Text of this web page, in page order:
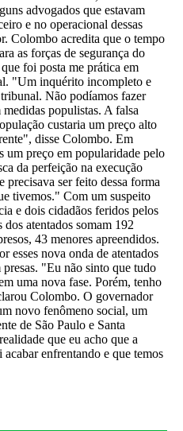
advogados que estavam
e no operacional dessas
Colombo acredita que o tempo
as forças de segurança do
foi posta me prática em
"Um inquérito incompleto e
Não podíamos fazer
populistas. A falsa
custaria um preço alto
disse Colombo. Em
um preço em popularidade pelo
da perfeição na execução
precisava ser feito dessa forma
tivemos." Com um suspeito
e dois cidadãos feridos pelos
dos atentados somam 192
43 menores apreendidos.
esses nova onda de atentados
presas. "Eu não sinto que tudo
uma nova fase. Porém, tenho
Colombo. O governador
novo fenômeno social, um
de São Paulo e Santa
que eu acho que a
enfrentando e que temos